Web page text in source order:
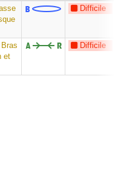
Difficile
et
Difficile